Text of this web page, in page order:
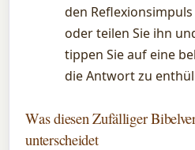
den
oder teilen Sie ihn
tippen Sie auf eine
die Antwort zu
Was diesen Zufälliger
unterscheidet